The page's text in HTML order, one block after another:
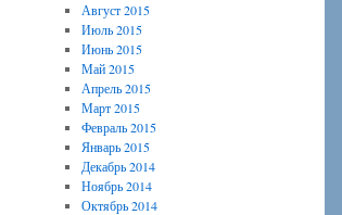
Август 2015
Июль 2015
Июнь 2015
Май 2015
Апрель 2015
Март 2015
Февраль 2015
Январь 2015
Декабрь 2014
Ноябрь 2014
Октябрь 2014